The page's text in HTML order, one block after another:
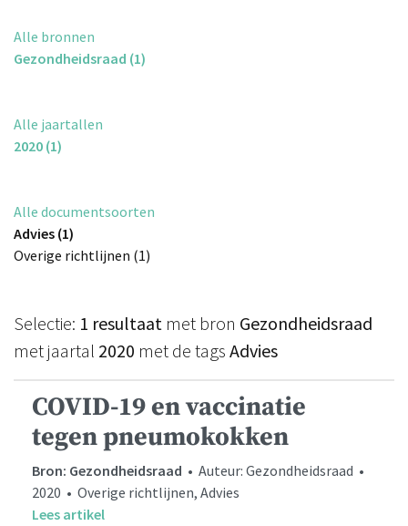
Alle bronnen
Gezondheidsraad (1)
Alle jaartallen
2020 (1)
Alle documentsoorten
Advies (1)
Overige richtlijnen (1)
Selectie: 1 resultaat met bron Gezondheidsraad
met jaartal 2020 met de tags Advies
COVID-19 en vaccinatie
tegen pneumokokken
Bron: Gezondheidsraad • Auteur: Gezondheidsraad •
2020 • Overige richtlijnen, Advies
Lees artikel